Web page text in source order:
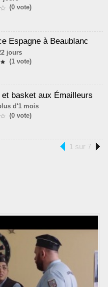
(0 vote)
Espagne à Beaublanc
jours
(1 vote)
et basket aux Émailleurs
d'1 mois
(0 vote)
1 sur 7